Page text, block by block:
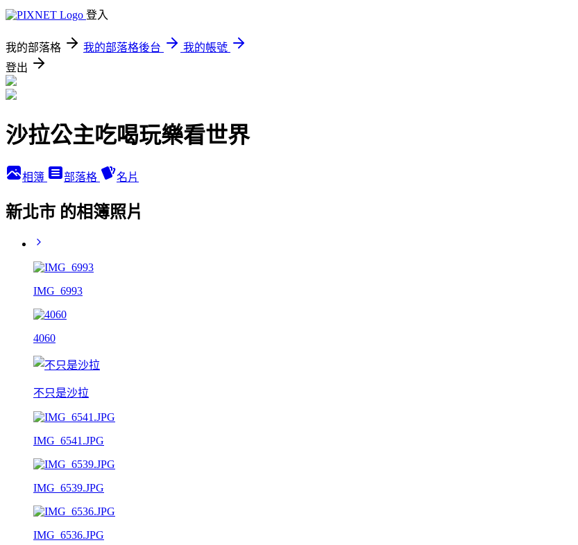
登入
我的部落格 我的部落格後台
我的帳號
登出
沙拉公主吃喝玩樂看世界
相簿 部落格 名片
新北市 的相簿照片
IMG_6993
4060
不只是沙拉
IMG_6541.JPG
IMG_6539.JPG
IMG_6536.JPG